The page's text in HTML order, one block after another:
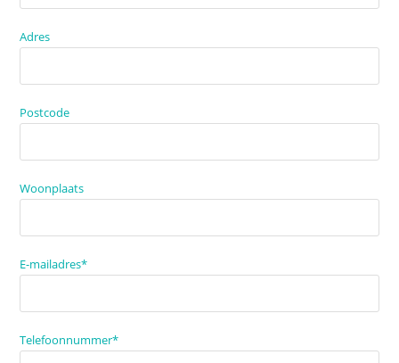
Adres
Postcode
Woonplaats
E-mailadres*
Telefoonnummer*